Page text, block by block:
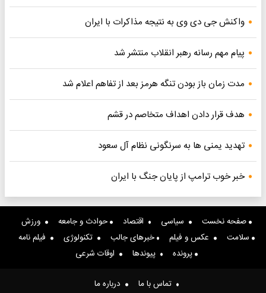
واکنش جی دی وی به نتیجه مذاکرات با ایران
پیام مهم رسانه رهبر انقلاب منتشر شد
مدت زمان باز بودن تنگه هرمز بعد از تفاهم اعلام شد
هدف قرار دادن اهداف متخاصم در قشم
تهدید یمنی ها به سرنگونی نظام آل سعود
خبر خوب ترامپ از پایان جنگ با ایران
صفحه نخست سیاسی اقتصاد حوادث و جامعه
ورزش
سلامت
عکس و فیلم خبرهای جالب تکنولوژی
فیلم نامه
پرونده
پیوندها اوقات شرعی
تماس با ما درباره ما